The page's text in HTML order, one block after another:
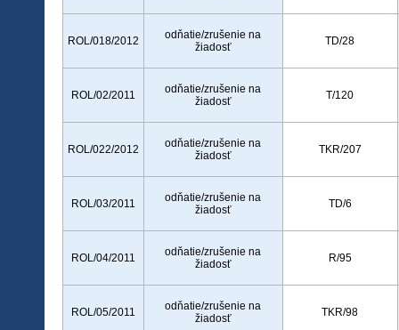
ROL/018/2012
odňatie/zrušenie na
žiadosť
TD/28
ROL/02/2011
odňatie/zrušenie na
žiadosť
T/120
ROL/022/2012
odňatie/zrušenie na
žiadosť
TKR/207
ROL/03/2011
odňatie/zrušenie na
žiadosť
TD/6
ROL/04/2011
odňatie/zrušenie na
žiadosť
R/95
ROL/05/2011
odňatie/zrušenie na
žiadosť
TKR/98